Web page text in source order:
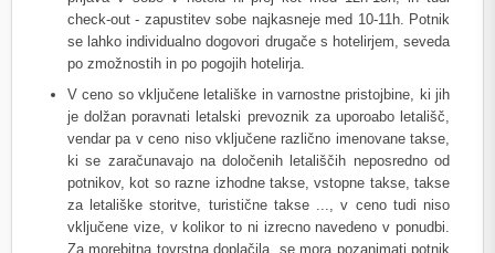
check-out - zapustitev sobe najkasneje med 10-11h. Potnik
se lahko individualno dogovori drugače s hotelirjem, seveda
po zmožnostih in po pogojih hotelirja.
V ceno so vključene letališke in varnostne pristojbine, ki jih
je dolžan poravnati letalski prevoznik za uporoabo letališč,
vendar pa v ceno niso vključene različno imenovane takse,
ki se zaračunavajo na določenih letališčih neposredno od
potnikov, kot so razne izhodne takse, vstopne takse, takse
za letališke storitve, turistične takse ..., v ceno tudi niso
vključene vize, v kolikor to ni izrecno navedeno v ponudbi.
Za morebitna tovrstna doplačila, se mora pozanimati potnik